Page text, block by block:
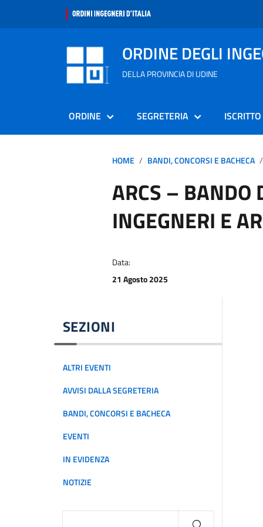
ORDINE DEGLI
DELLA PROVINCIA DI UDINE
ORDINE SEGRETERIA ISCRITTO
HOME BANDI, CONCORSI E BACHECA
ARCS – BANDO
INGEGNERI E
Data:
21 Agosto 2025
SEZIONI
ALTRI EVENTI
AVVISI DALLA SEGRETERIA
BANDI, CONCORSI E BACHECA
EVENTI
IN EVIDENZA
NOTIZIE